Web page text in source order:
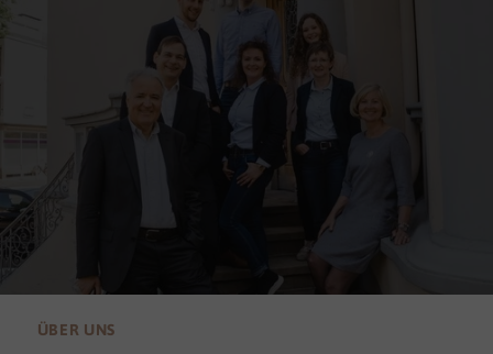
ÜBER UNS